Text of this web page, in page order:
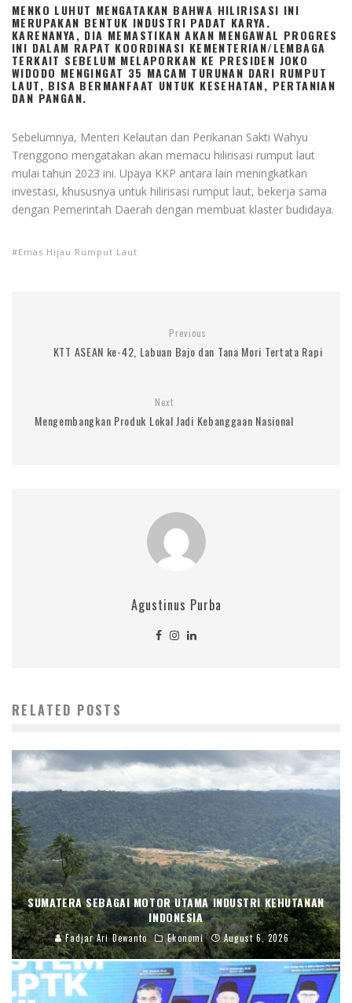
MENKO LUHUT MENGATAKAN BAHWA HILIRISASI INI
MERUPAKAN BENTUK INDUSTRI PADAT KARYA.
KARENANYA, DIA MEMASTIKAN AKAN MENGAWAL PROGRES
INI DALAM RAPAT KOORDINASI KEMENTERIAN/LEMBAGA
TERKAIT SEBELUM MELAPORKAN KE PRESIDEN JOKO
WIDODO MENGINGAT 35 MACAM TURUNAN DARI RUMPUT
LAUT, BISA BERMANFAAT UNTUK KESEHATAN, PERTANIAN
DAN PANGAN.
Sebelumnya, Menteri Kelautan dan Perikanan Sakti Wahyu
Trenggono mengatakan akan memacu hilirisasi rumput laut
mulai tahun 2023 ini. Upaya KKP antara lain meningkatkan
investasi, khususnya untuk hilirisasi rumput laut, bekerja sama
dengan Pemerintah Daerah dengan membuat klaster budidaya.
Emas Hijau Rumput Laut
Previous
KTT ASEAN ke-42, Labuan Bajo dan Tana Mori Tertata Rapi
Next
Mengembangkan Produk Lokal Jadi Kebanggaan Nasional
Agustinus Purba
RELATED POSTS
SUMATERA SEBAGAI MOTOR UTAMA INDUSTRI KEHUTANAN
INDONESIA
Fadjar Ari Dewanto Ekonomi August 6, 2026